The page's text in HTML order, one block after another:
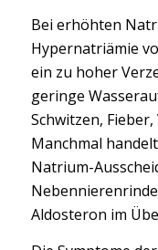
Bei erhöhten
Hypernatriämie
ein zu hoher
geringe
Schwitzen,
Manchmal
Natrium-
Aldosteron im